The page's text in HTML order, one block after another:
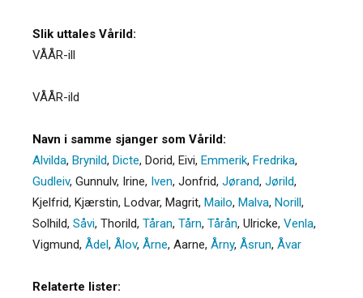
Slik uttales Vårild:
VÅÅR-ill
VÅÅR-ild
Navn i samme sjanger som Vårild:
Alvilda, Brynild, Dicte, Dorid, Eivi, Emmerik, Fredrika,
Gudleiv, Gunnulv, Irine, Iven, Jonfrid, Jørand, Jørild,
Kjelfrid, Kjærstin, Lodvar, Magrit, Mailo, Malva, Norill,
Solhild, Såvi, Thorild, Tåran, Tårn, Tårån, Ulricke, Venla,
Vigmund, Ådel, Ålov, Årne, Aarne, Årny, Åsrun, Åvar
Relaterte lister: